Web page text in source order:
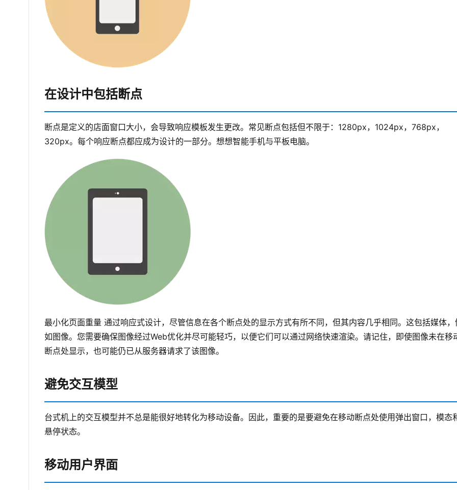
在设计中包括断点
断点是定义的店面窗口大小，会导致响应模板发生更改。常见断点包括但不限于：1280px，1024px，768px，
320px。每个响应断点都应成为设计的一部分。想想智能手机与平板电脑。
最小化页面重量 通过响应式设计，尽管信息在各个断点处的显示方式有所不同，但其内容几乎相同。这包括媒体，
如图像。您需要确保图像经过Web优化并尽可能轻巧，以便它们可以通过网络快速渲染。请记住，即使图像未在移
断点处显示，也可能仍已从服务器请求了该图像。
避免交互模型
台式机上的交互模型并不总是能很好地转化为移动设备。因此，重要的是要避免在移动断点处使用弹出窗口，模态
悬停状态。
移动用户界面